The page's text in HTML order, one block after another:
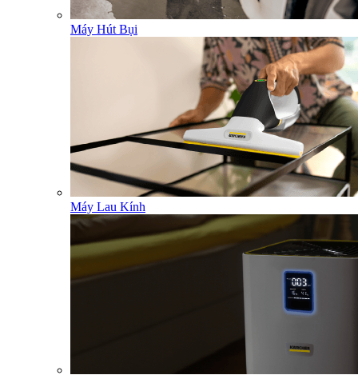
Máy Hút Bụi
Máy Lau Kính